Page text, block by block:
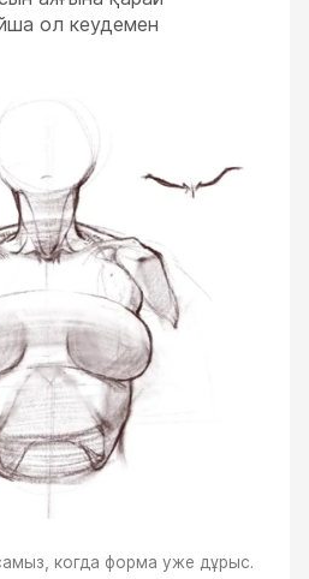
ол кеудемен
когда форма уже дұрыс.